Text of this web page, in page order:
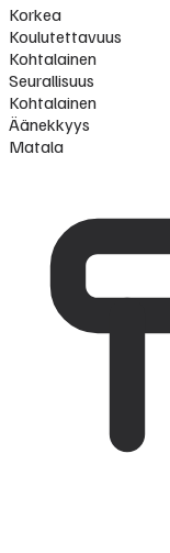
Korkea
Koulutettavuus
Kohtalainen
Seurallisuus
Kohtalainen
Äänekkyys
Matala